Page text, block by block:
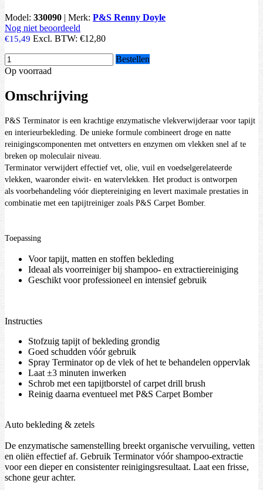
Model: 330090 | Merk: P&S Renny Doyle
Nog niet beoordeeld
€15,49 Excl. BTW: €12,80
Bestellen
Op voorraad
Omschrijving
P&S Terminator is een krachtige enzymatische vlekverwijderaar voor tapijt
en interieur­bekleding. De unieke formule combineert droge en natte
reinigingscomponenten met ontvetters en enzymen om vlekken snel af te
breken op moleculair niveau.
Terminator verwijdert effectief vet, olie, vuil en voedselgerelateerde
vlekken, waaronder eiwit- en watervlekken. Het product is ontworpen
als voorbehandeling vóór dieptereiniging en levert maximale prestaties in
combinatie met een tapijtreiniger zoals P&S Carpet Bomber.
Toepassing
Voor tapijt, matten en stoffen bekleding
Ideaal als voorreiniger bij shampoo- en extractiereiniging
Geschikt voor professioneel en intensief gebruik
Instructies
Stofzuig tapijt of bekleding grondig
Goed schudden vóór gebruik
Spray Terminator op de vlek of het te behandelen oppervlak
Laat ±3 minuten inwerken
Schrob met een tapijtborstel of carpet drill brush
Reinig daarna eventueel met P&S Carpet Bomber
Auto bekleding & zetels
De enzymatische samenstelling breekt organische vervuiling, vetten
en oliën effectief af. Gebruik Terminator vóór shampoo-extractie
voor een dieper en consistenter reinigingsresultaat. Laat een frisse,
schone geur achter.